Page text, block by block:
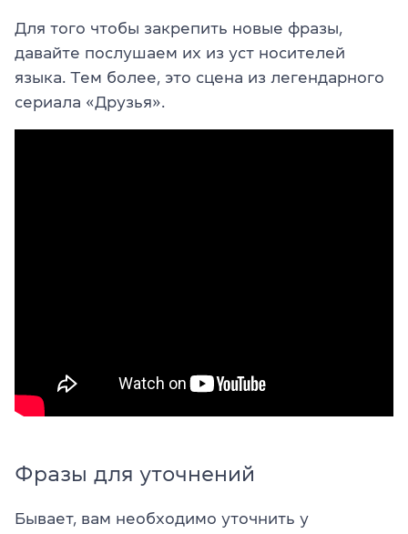
Для того чтобы закрепить новые фразы,
давайте послушаем их из уст носителей
языка. Тем более, это сцена из легендарного
сериала «Друзья».
Фразы для уточнений
Бывает, вам необходимо уточнить у